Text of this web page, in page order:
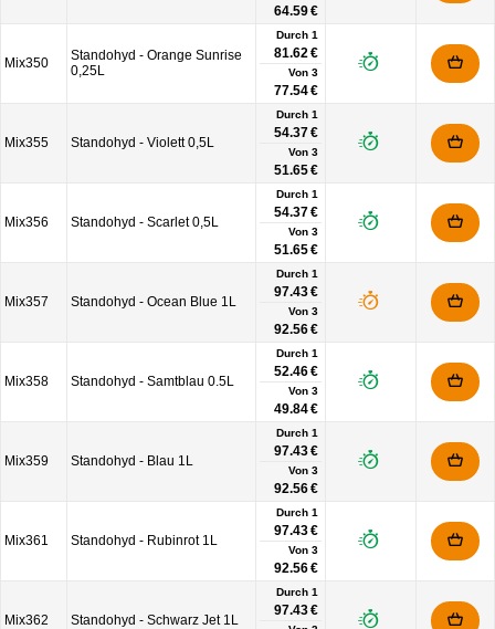
64.59 €
Mix350
Standohyd - Orange Sunrise
0,25L
Durch 1
81.62 €
Von 3
77.54 €
Mix355 Standohyd - Violett 0,5L
Durch 1
54.37 €
Von 3
51.65 €
Mix356 Standohyd - Scarlet 0,5L
Durch 1
54.37 €
Von 3
51.65 €
Mix357 Standohyd - Ocean Blue 1L
Durch 1
97.43 €
Von 3
92.56 €
Mix358 Standohyd - Samtblau 0.5L
Durch 1
52.46 €
Von 3
49.84 €
Mix359 Standohyd - Blau 1L
Durch 1
97.43 €
Von 3
92.56 €
Mix361 Standohyd - Rubinrot 1L
Durch 1
97.43 €
Von 3
92.56 €
Mix362 Standohyd - Schwarz Jet 1L
Durch 1
97.43 €